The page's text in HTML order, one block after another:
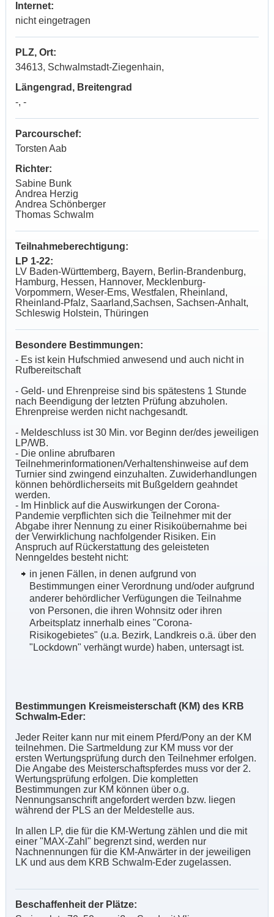
Internet:
nicht eingetragen
PLZ, Ort:
34613, Schwalmstadt-Ziegenhain,
Längengrad, Breitengrad
-, -
Parcourschef:
Torsten Aab
Richter:
Sabine Bunk
Andrea Herzig
Andrea Schönberger
Thomas Schwalm
Teilnahmeberechtigung:
LP 1-22:
LV Baden-Württemberg, Bayern, Berlin-Brandenburg,
Hamburg, Hessen, Hannover, Mecklenburg-
Vorpommern, Weser-Ems, Westfalen, Rheinland,
Rheinland-Pfalz, Saarland,Sachsen, Sachsen-Anhalt,
Schleswig Holstein, Thüringen
Besondere Bestimmungen:
- Es ist kein Hufschmied anwesend und auch nicht in
Rufbereitschaft
- Geld- und Ehrenpreise sind bis spätestens 1 Stunde
nach Beendigung der letzten Prüfung abzuholen.
Ehrenpreise werden nicht nachgesandt.
- Meldeschluss ist 30 Min. vor Beginn der/des jeweiligen
LP/WB.
- Die online abrufbaren
Teilnehmerinformationen/Verhaltenshinweise auf dem
Turnier sind zwingend einzuhalten. Zuwiderhandlungen
können behördlicherseits mit Bußgeldern geahndet
werden.
- Im Hinblick auf die Auswirkungen der Corona-
Pandemie verpflichten sich die Teilnehmer mit der
Abgabe ihrer Nennung zu einer Risikoübernahme bei
der Verwirklichung nachfolgender Risiken. Ein
Anspruch auf Rückerstattung des geleisteten
Nenngeldes besteht nicht:
in jenen Fällen, in denen aufgrund von
Bestimmungen einer Verordnung und/oder aufgrund
anderer behördlicher Verfügungen die Teilnahme
von Personen, die ihren Wohnsitz oder ihren
Arbeitsplatz innerhalb eines "Corona-
Risikogebietes" (u.a. Bezirk, Landkreis o.ä. über den
"Lockdown" verhängt wurde) haben, untersagt ist.
Bestimmungen Kreismeisterschaft (KM) des KRB
Schwalm-Eder:
Jeder Reiter kann nur mit einem Pferd/Pony an der KM
teilnehmen. Die Sartmeldung zur KM muss vor der
ersten Wertungsprüfung durch den Teilnehmer erfolgen.
Die Angabe des Meisterschaftspferdes muss vor der 2.
Wertungsprüfung erfolgen. Die kompletten
Bestimmungen zur KM können über o.g.
Nennungsanschrift angefordert werden bzw. liegen
während der PLS an der Meldestelle aus.
In allen LP, die für die KM-Wertung zählen und die mit
einer "MAX-Zahl" begrenzt sind, werden nur
Nachnennungen für die KM-Anwärter in der jeweiligen
LK und aus dem KRB Schwalm-Eder zugelassen.
Beschaffenheit der Plätze: